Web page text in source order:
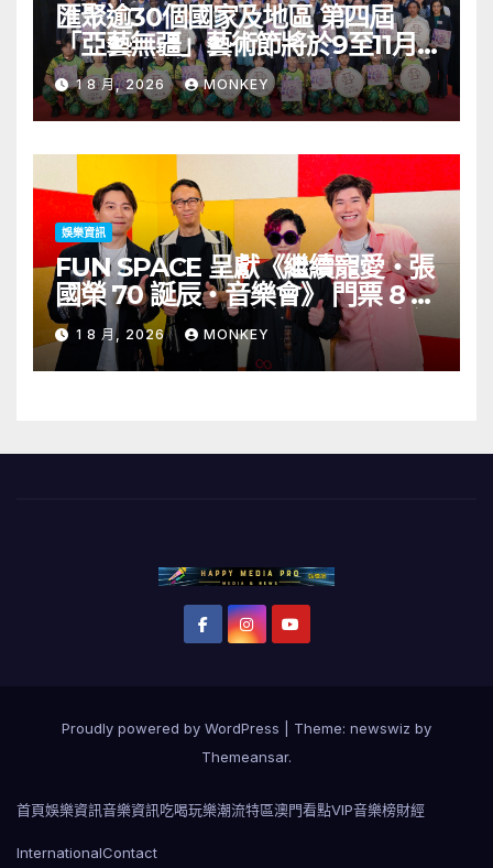
匯聚逾30個國家及地區 第四屆
「亞藝無疆」藝術節將於9至11月
舉行 開幕節目《三角演義》音樂會
演出陣容包括王雙駿夥拍恭碩良 聯
同來自蒙古的Uuhai、韓國的
KARDI和泰國的KIKI震懾舞台
1 8 月, 2026 MONKEY
娛樂資訊
FUN SPACE 呈獻《繼續寵愛・張
國榮 70 誕辰・音樂會》 門票 8 月
1 日至 10 日於「健康．旦」優先訂
購
1 8 月, 2026 MONKEY
Proudly powered by WordPress
Theme: newswiz by
Themeansar.
首頁娛樂資訊音樂資訊吃喝玩樂潮流特區澳門看點VIP音樂榜財經
InternationalContact